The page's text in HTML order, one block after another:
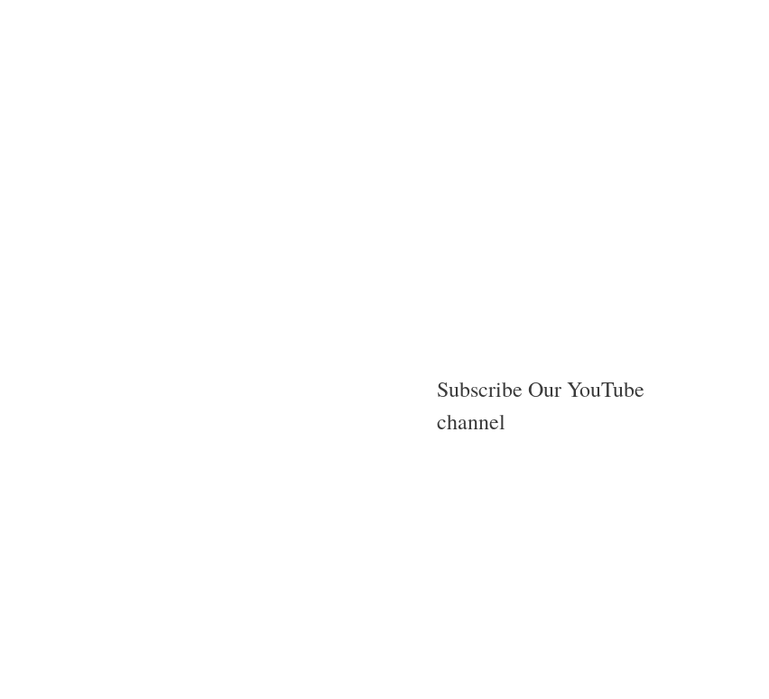
Subscribe Our YouTube
channel